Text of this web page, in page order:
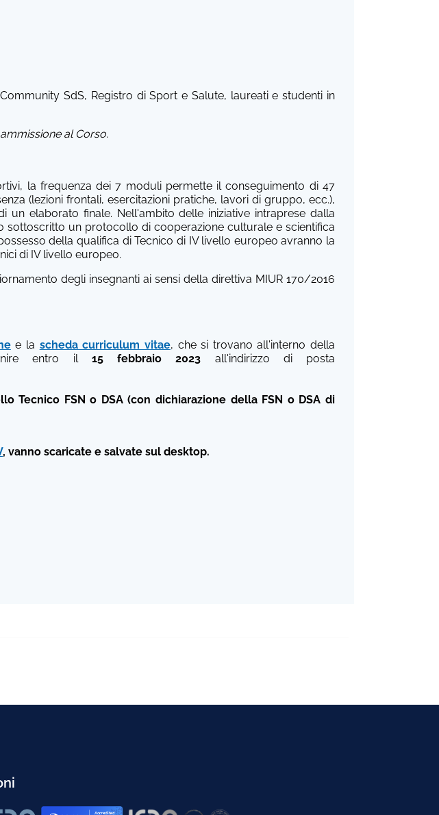
SdS, Registro di Sport e Salute, laureati e studenti in
al Corso.
la frequenza dei 7 moduli permette il conseguimento di 47
(lezioni frontali, esercitazioni pratiche, lavori di gruppo, ecc.),
elaborato finale. Nell'ambito delle iniziative intraprese dalla
sottoscritto un protocollo di cooperazione culturale e scientifica
della qualifica di Tecnico di IV livello europeo avranno la
di IV livello europeo.
degli insegnanti ai sensi della direttiva MIUR 170/2016
e la scheda curriculum vitae, che si trovano all'interno della
entro il 15 febbraio 2023 all'indirizzo di posta
Tecnico FSN o DSA (con dichiarazione della FSN o DSA di
, vanno scaricate e salvate sul desktop.